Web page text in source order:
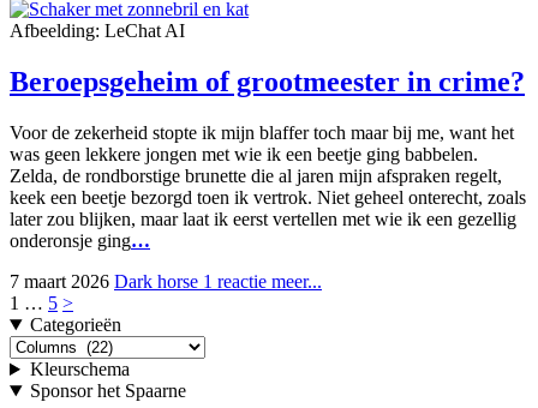
Afbeelding: LeChat AI
Beroepsgeheim of grootmeester in crime?
Voor de zekerheid stopte ik mijn blaffer toch maar bij me, want het
was geen lekkere jongen met wie ik een beetje ging babbelen.
Zelda, de rondborstige brunette die al jaren mijn afspraken regelt,
keek een beetje bezorgd toen ik vertrok. Niet geheel onterecht, zoals
later zou blijken, maar laat ik eerst vertellen met wie ik een gezellig
onderonsje ging…
7 maart 2026 Dark horse 1 reactie meer...
Posts
navigatie
1 … 5 >
Categorieën
Categorieën
Kleurschema
Sponsor het Spaarne